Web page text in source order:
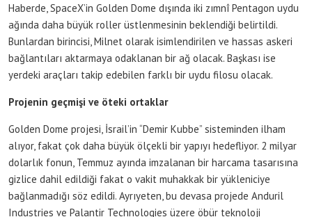
Haberde, SpaceX’in Golden Dome dışında iki zımnî Pentagon uydu
ağında daha büyük roller üstlenmesinin beklendiği belirtildi.
Bunlardan birincisi, Milnet olarak isimlendirilen ve hassas askeri
bağlantıları aktarmaya odaklanan bir ağ olacak. Başkası ise
yerdeki araçları takip edebilen farklı bir uydu filosu olacak.
Projenin geçmişi ve öteki ortaklar
Golden Dome projesi, İsrail’in “Demir Kubbe” sisteminden ilham
alıyor, fakat çok daha büyük ölçekli bir yapıyı hedefliyor. 2 milyar
dolarlık fonun, Temmuz ayında imzalanan bir harcama tasarısına
gizlice dahil edildiği fakat o vakit muhakkak bir yükleniciye
bağlanmadığı söz edildi. Ayrıyeten, bu devasa projede Anduril
Industries ve Palantir Technologies üzere öbür teknoloji